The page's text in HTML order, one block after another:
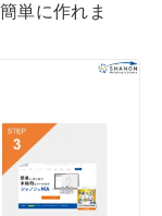
単に作れま